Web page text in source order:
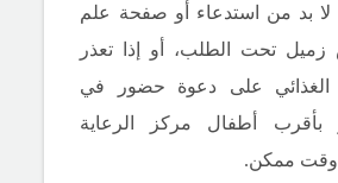
لا بد من استدعاء أو صفحة علم
زميل تحت الطلب، أو إذا تعذر
الغذائي على دعوة حضور في
بأقرب أطفال مركز الرعاية
وقت ممكن.